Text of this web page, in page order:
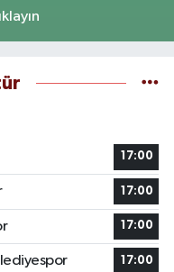
17:00
17:00
17:00
17:00